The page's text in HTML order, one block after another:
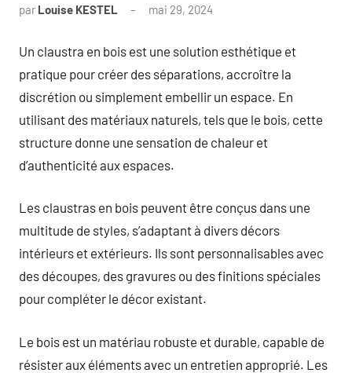
par Louise KESTEL mai 29, 2024
Un claustra en bois est une solution esthétique et
pratique pour créer des séparations, accroître la
discrétion ou simplement embellir un espace. En
utilisant des matériaux naturels, tels que le bois, cette
structure donne une sensation de chaleur et
d’authenticité aux espaces.
Les claustras en bois peuvent être conçus dans une
multitude de styles, s’adaptant à divers décors
intérieurs et extérieurs. Ils sont personnalisables avec
des découpes, des gravures ou des finitions spéciales
pour compléter le décor existant.
Le bois est un matériau robuste et durable, capable de
résister aux éléments avec un entretien approprié. Les